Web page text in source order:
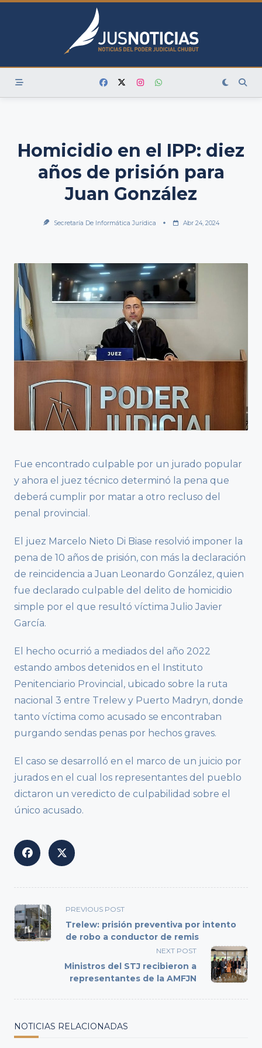
Skip
Homicidio en el IPP: diez
años de prisión para
Juan González
Secretaría De Informática Jurídica Abr 24, 2024
Fue encontrado culpable por un jurado popular
y ahora el juez técnico determinó la pena que
deberá cumplir por matar a otro recluso del
penal provincial.
El juez Marcelo Nieto Di Biase resolvió imponer la
pena de 10 años de prisión, con más la declaración
de reincidencia a Juan Leonardo González, quien
fue declarado culpable del delito de homicidio
simple por el que resultó víctima Julio Javier
García.
El hecho ocurrió a mediados del año 2022
estando ambos detenidos en el Instituto
Penitenciario Provincial, ubicado sobre la ruta
nacional 3 entre Trelew y Puerto Madryn, donde
tanto víctima como acusado se encontraban
purgando sendas penas por hechos graves.
El caso se desarrolló en el marco de un juicio por
jurados en el cual los representantes del pueblo
dictaron un veredicto de culpabilidad sobre el
único acusado.
<span
class="nav-
subtitle
text">Page</span>
PREVIOUS POST
Trelew: prisión preventiva por intento
de robo a conductor de remis
NEXT POST
Ministros del STJ recibieron a
representantes de la AMFJN
NOTICIAS RELACIONADAS